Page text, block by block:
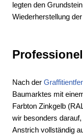
legten den
Wiederherstellung
Nach der
Baumarktes mit
Farbton Zinkgelb
wir besonders
Anstrich vollständig